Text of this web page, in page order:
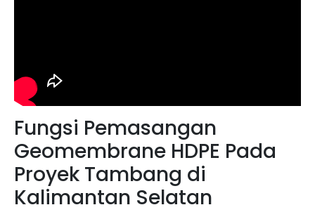
Fungsi Pemasangan
Geomembrane HDPE Pada
Proyek Tambang di
Kalimantan Selatan